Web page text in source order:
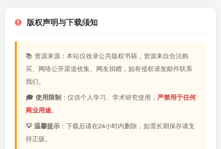
版权声明与下载须知
📚 资源来源：本站仅收录公共版权书籍，资源来自合法购
买、网络公开渠道收集、网友捐赠，如有侵权请发邮件联系
我们。
🎓 使用限制 ：仅供个人学习、学术研究使用， 严禁用于任何
商业用途。
💡 温馨提示 ：下载后请在24小时内删除，如需长期保存请支
持正版。